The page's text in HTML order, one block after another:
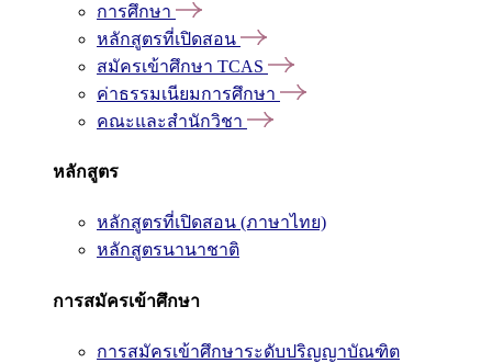
การศึกษา
หลักสูตรที่เปิดสอน
สมัครเข้าศึกษา TCAS
ค่าธรรมเนียมการศึกษา
คณะและสำนักวิชา
หลักสูตร
หลักสูตรที่เปิดสอน (ภาษาไทย)
หลักสูตรนานาชาติ
การสมัครเข้าศึกษา
การสมัครเข้าศึกษาระดับปริญญาบัณฑิต